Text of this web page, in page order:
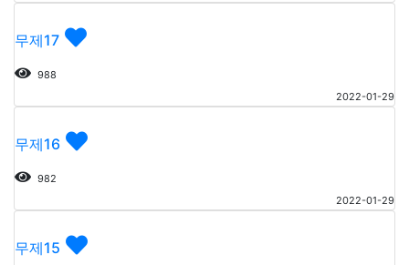
무제17
988
2022-01-29
무제16
982
2022-01-29
무제15